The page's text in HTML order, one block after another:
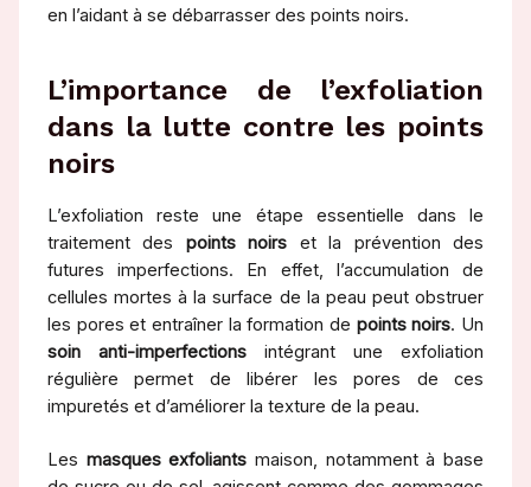
en l’aidant à se débarrasser des points noirs.
L’importance de l’exfoliation
dans la lutte contre les points
noirs
L’exfoliation reste une étape essentielle dans le
traitement des points noirs et la prévention des
futures imperfections. En effet, l’accumulation de
cellules mortes à la surface de la peau peut obstruer
les pores et entraîner la formation de points noirs. Un
soin anti-imperfectionsintégrant une exfoliation
régulière permet de libérer les pores de ces
impuretés et d’améliorer la texture de la peau.
Les masques exfoliants maison, notamment à base